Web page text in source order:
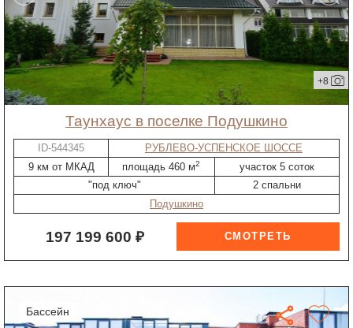
+8
таунхаус в поселке Подушкино
ID-544345
РУБЛЕВО-УСПЕНСКОЕ ШОССЕ
9 км от МКАД
площадь 460 м2
участок 5 соток
"под ключ"
2 спальни
Подушкино
197 199 600 ₽
бассейн